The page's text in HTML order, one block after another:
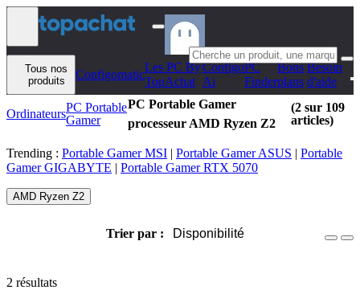
Aller au contenu
Tous nos
produits
Configomatic
Les PC By
TopAchat
Configo
Ai
PC
Finder
Bons
plans
Besoin
d'aide
OrdinateursPC Portable
Gamer
PC Portable Gamer
processeur AMD Ryzen Z2
(2 sur 109
articles)
Trending : Portable Gamer MSI | Portable Gamer ASUS | Portable
Gamer GIGABYTE | Portable Gamer RTX 5070
AMD Ryzen Z2
Trier par : Disponibilité
2 résultats